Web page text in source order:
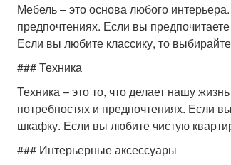
Мебель – это основа любого
предпочтениях. Если вы
Если вы любите классику, то
### Техника
Техника – это то, что делает нашу
потребностях и предпочтениях. Если
шкафку. Если вы любите чистую
### Интерьерные аксессуары